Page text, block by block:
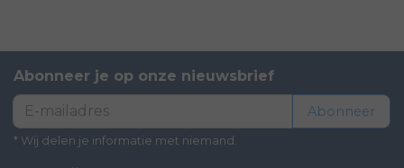
Abonneer je op onze nieuwsbrief
Abonneer
* Wij delen je informatie met niemand.